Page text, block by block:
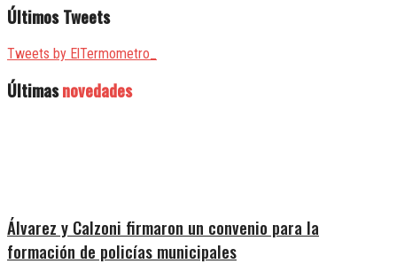
Últimos Tweets
Tweets by ElTermometro_
Últimasnovedades
Álvarez y Calzoni firmaron un convenio para la
formación de policías municipales